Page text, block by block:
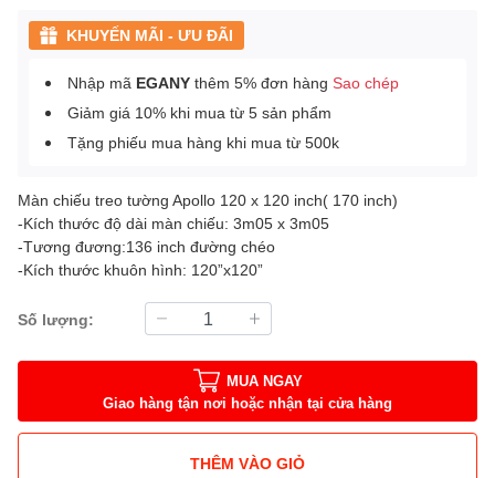
KHUYẾN MÃI - ƯU ĐÃI
Nhập mã EGANY thêm 5% đơn hàng Sao chép
Giảm giá 10% khi mua từ 5 sản phẩm
Tặng phiếu mua hàng khi mua từ 500k
Màn chiếu treo tường Apollo 120 x 120 inch( 170 inch)
-Kích thước độ dài màn chiếu: 3m05 x 3m05
-Tương đương:136 inch đường chéo
-Kích thước khuôn hình: 120”x120”
Số lượng:
MUA NGAY
Giao hàng tận nơi hoặc nhận tại cửa hàng
THÊM VÀO GIỎ